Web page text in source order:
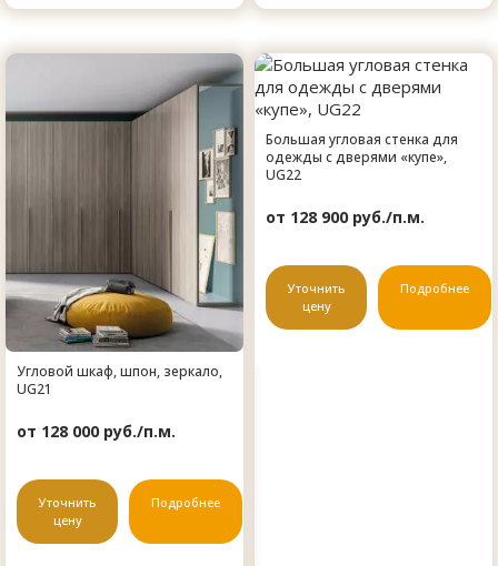
Угловой шкаф, шпон, зеркало,
UG21
от 128 000 руб./п.м.
Уточнить
цену
Подробнее
Большая угловая стенка для
одежды с дверями «купе»,
UG22
от 128 900 руб./п.м.
Уточнить
цену
Подробнее